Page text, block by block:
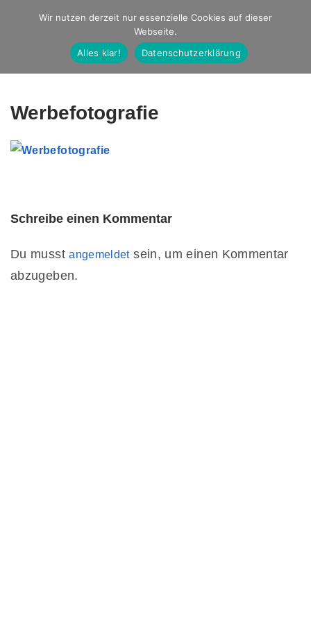
Studio Ernst
Fotografie
Werbefotografie
Schreibe einen Kommentar
Du musstangemeldetsein, um einen Kommentar
abzugeben.
Wir nutzen derzeit nur essenzielle Cookies auf dieser
Webseite.
Alles klar!
Datenschutzerklärung